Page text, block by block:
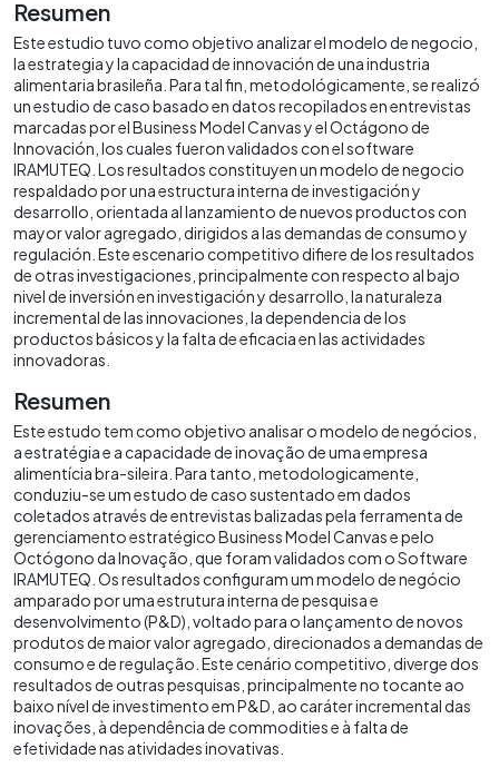
Resumen
Este estudio tuvo como objetivo analizar el modelo de negocio,
la estrategia y la capacidad de innovación de una industria
alimentaria brasileña. Para tal fin, metodológicamente, se realizó
un estudio de caso basado en datos recopilados en entrevistas
marcadas por el Business Model Canvas y el Octágono de
Innovación, los cuales fueron validados con el software
IRAMUTEQ. Los resultados constituyen un modelo de negocio
respaldado por una estructura interna de investigación y
desarrollo, orientada al lanzamiento de nuevos productos con
mayor valor agregado, dirigidos a las demandas de consumo y
regulación. Este escenario competitivo difiere de los resultados
de otras investigaciones, principalmente con respecto al bajo
nivel de inversión en investigación y desarrollo, la naturaleza
incremental de las innovaciones, la dependencia de los
productos básicos y la falta de eficacia en las actividades
innovadoras.
Resumen
Este estudo tem como objetivo analisar o modelo de negócios,
a estratégia e a capacidade de inovação de uma empresa
alimentícia bra-sileira. Para tanto, metodologicamente,
conduziu-se um estudo de caso sustentado em dados
coletados através de entrevistas balizadas pela ferramenta de
gerenciamento estratégico Business Model Canvas e pelo
Octógono da Inovação, que foram validados com o Software
IRAMUTEQ. Os resultados configuram um modelo de negócio
amparado por uma estrutura interna de pesquisa e
desenvolvimento (P&D), voltado para o lançamento de novos
produtos de maior valor agregado, direcionados a demandas de
consumo e de regulação. Este cenário competitivo, diverge dos
resultados de outras pesquisas, principalmente no tocante ao
baixo nível de investimento em P&D, ao caráter incremental das
inovações, à dependência de commodities e à falta de
efetividade nas atividades inovativas.